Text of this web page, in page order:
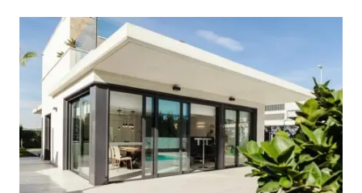
LOST
OR
STOLEN,
CAN
IT
BE
CARRIED
AWAY.